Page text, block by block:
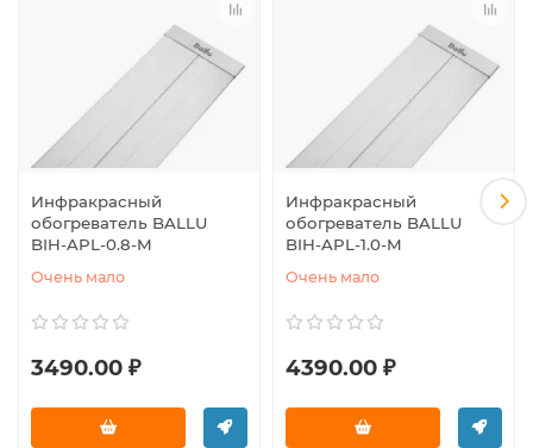
Инфракрасный
обогреватель BALLU
BIH-APL-0.8-M
Очень мало
3490.00 ₽
Инфракрасный
обогреватель BALLU
BIH-APL-1.0-M
Очень мало
4390.00 ₽